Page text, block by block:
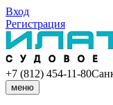
Вход
Регистрация
+7 (812) 454-11-80
меню